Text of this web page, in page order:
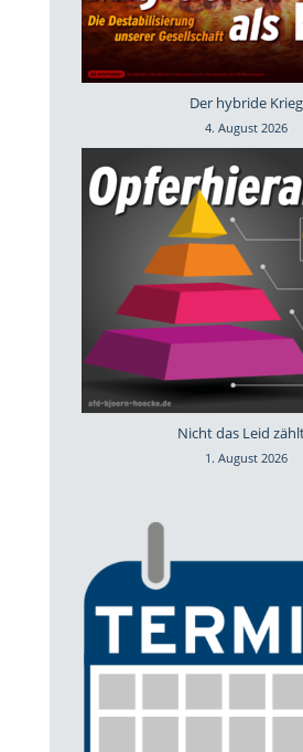
Der hybride Krieg
4. August 2026
Nicht das Leid
1. August 2026